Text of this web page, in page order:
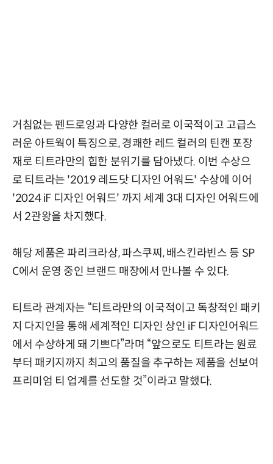
거침없는 펜드로잉과 다양한 컬러로 이국적이고 고급스
러운 아트웍이 특징으로, 경쾌한 레드 컬러의 틴캔 포장
재로 티트라만의 힙한 분위기를 담아냈다. 이번 수상으
로 티트라는 '2019 레드닷 디자인 어워드' 수상에 이어
'2024 iF 디자인 어워드' 까지 세계 3대 디자인 어워드에
서 2관왕을 차지했다.
해당 제품은 파리크라상, 파스쿠찌, 배스킨라빈스 등 SP
C에서 운영 중인 브랜드 매장에서 만나볼 수 있다.
티트라 관계자는 “티트라만의 이국적이고 독창적인 패키
지 다지인을 통해 세계적인 디자인 상인 iF 디자인어워드
에서 수상하게 돼 기쁘다”라며 “앞으로도 티트라는 원료
부터 패키지까지 최고의 품질을 추구하는 제품을 선보여
프리미엄 티 업계를 선도할 것”이라고 말했다.